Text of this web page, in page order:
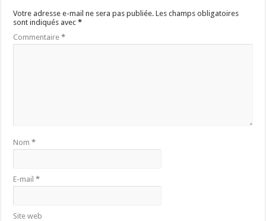
Votre adresse e-mail ne sera pas publiée. Les champs obligatoires
sont indiqués avec*
Commentaire*
Nom*
E-mail*
Site web